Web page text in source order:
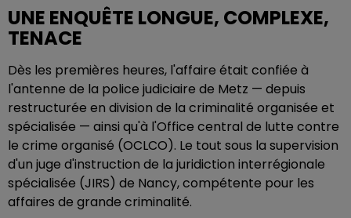
UNE ENQUÊTE LONGUE, COMPLEXE,
TENACE
Dès les premières heures, l'affaire était confiée à
l'antenne de la police judiciaire de Metz — depuis
restructurée en division de la criminalité organisée et
spécialisée — ainsi qu'à l'Office central de lutte contre
le crime organisé (OCLCO). Le tout sous la supervision
d'un juge d'instruction de la juridiction interrégionale
spécialisée (JIRS) de Nancy, compétente pour les
affaires de grande criminalité.